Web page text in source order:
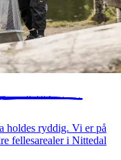
holdes ryddig. Vi er på
fellesarealer i Nittedal